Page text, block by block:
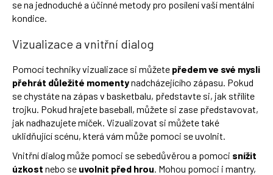
se na jednoduché a účinné metody pro posílení vaší mentální
kondice.
Vizualizace a vnitřní dialog
Pomocí techniky vizualizace si můžete předem ve své mysli
přehrát důležité momentynadcházejícího zápasu. Pokud
se chystáte na zápas v basketbalu, představte si, jak střílíte
trojku. Pokud hrajete baseball, můžete si zase představovat,
jak nadhazujete míček. Vizualizovat si můžete také
uklidňující scénu, která vám může pomoci se uvolnit.
Vnitřní dialog může pomoci se sebedůvěrou a pomoci snížit
úzkost nebo se uvolnit před hrou . Mohou pomoci i mantry,